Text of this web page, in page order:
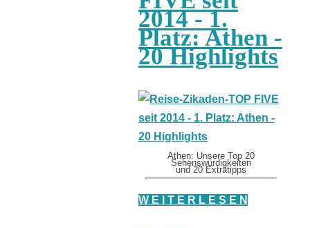
2014 - 1.
Platz: Athen -
20 Highlights
Athen: Unsere Top 20
Sehenswürdigkeiten
und 20 Extratipps
W E I T E R L E S E N